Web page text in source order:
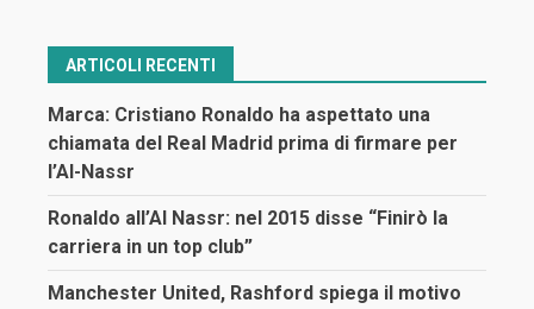
ARTICOLI RECENTI
Marca: Cristiano Ronaldo ha aspettato una
chiamata del Real Madrid prima di firmare per
l’Al-Nassr
Ronaldo all’Al Nassr: nel 2015 disse “Finirò la
carriera in un top club”
Manchester United, Rashford spiega il motivo